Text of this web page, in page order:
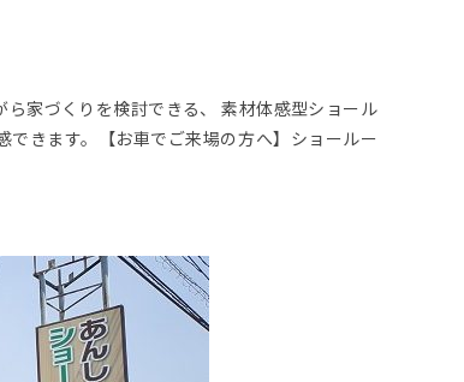
家づくりを検討できる、 素材体感型ショール
きます。【お車でご来場の方へ】ショールー